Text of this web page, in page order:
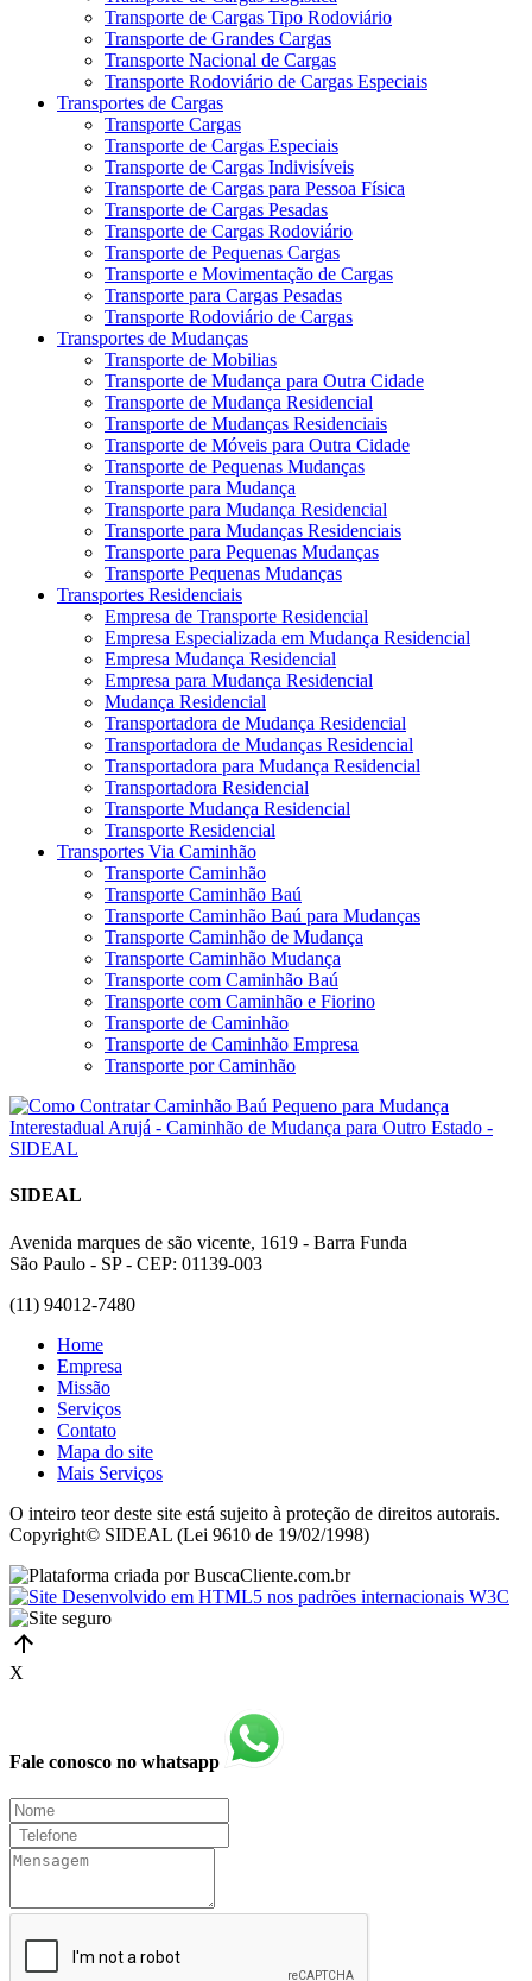
Transporte de Cargas Tipo Rodoviário
Transporte de Grandes Cargas
Transporte Nacional de Cargas
Transporte Rodoviário de Cargas Especiais
Transportes de Cargas
Transporte Cargas
Transporte de Cargas Especiais
Transporte de Cargas Indivisíveis
Transporte de Cargas para Pessoa Física
Transporte de Cargas Pesadas
Transporte de Cargas Rodoviário
Transporte de Pequenas Cargas
Transporte e Movimentação de Cargas
Transporte para Cargas Pesadas
Transporte Rodoviário de Cargas
Transportes de Mudanças
Transporte de Mobilias
Transporte de Mudança para Outra Cidade
Transporte de Mudança Residencial
Transporte de Mudanças Residenciais
Transporte de Móveis para Outra Cidade
Transporte de Pequenas Mudanças
Transporte para Mudança
Transporte para Mudança Residencial
Transporte para Mudanças Residenciais
Transporte para Pequenas Mudanças
Transporte Pequenas Mudanças
Transportes Residenciais
Empresa de Transporte Residencial
Empresa Especializada em Mudança Residencial
Empresa Mudança Residencial
Empresa para Mudança Residencial
Mudança Residencial
Transportadora de Mudança Residencial
Transportadora de Mudanças Residencial
Transportadora para Mudança Residencial
Transportadora Residencial
Transporte Mudança Residencial
Transporte Residencial
Transportes Via Caminhão
Transporte Caminhão
Transporte Caminhão Baú
Transporte Caminhão Baú para Mudanças
Transporte Caminhão de Mudança
Transporte Caminhão Mudança
Transporte com Caminhão Baú
Transporte com Caminhão e Fiorino
Transporte de Caminhão
Transporte de Caminhão Empresa
Transporte por Caminhão
SIDEAL
Avenida marques de são vicente, 1619 - Barra Funda
São Paulo - SP - CEP: 01139-003
(11) 94012-7480
Home
Empresa
Missão
Serviços
Contato
Mapa do site
Mais Serviços
O inteiro teor deste site está sujeito à proteção de direitos autorais.
Copyright© SIDEAL (Lei 9610 de 19/02/1998)
X
Fale conosco no whatsapp